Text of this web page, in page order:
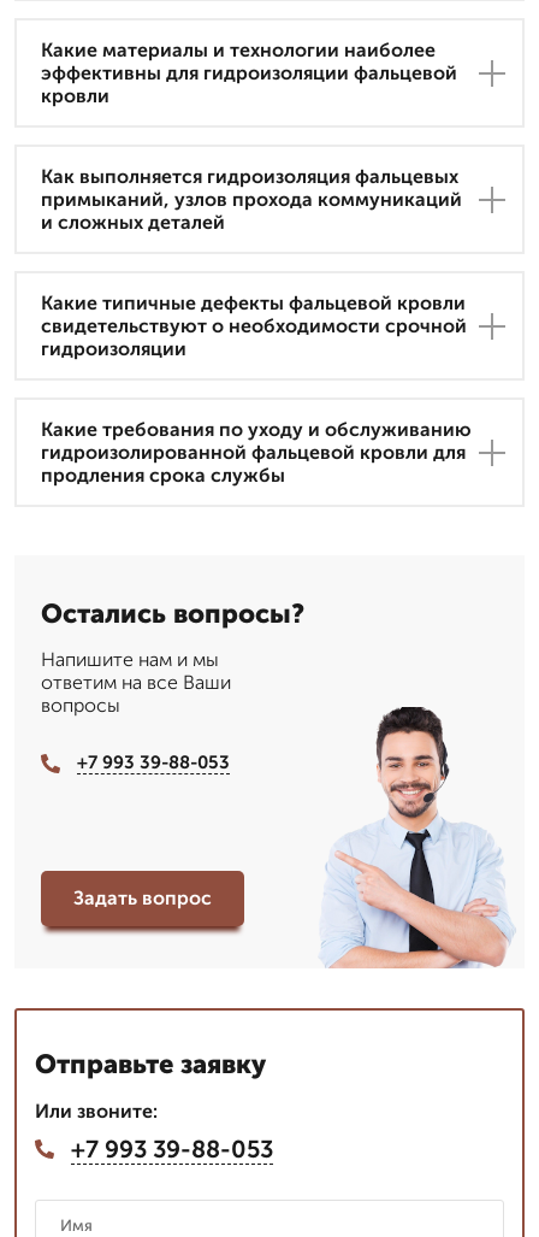
Какие материалы и технологии наиболее
эффективны для гидроизоляции фальцевой
кровли
Как выполняется гидроизоляция фальцевых
примыканий, узлов прохода коммуникаций
и сложных деталей
Какие типичные дефекты фальцевой кровли
свидетельствуют о необходимости срочной
гидроизоляции
Какие требования по уходу и обслуживанию
гидроизолированной фальцевой кровли для
продления срока службы
Остались вопросы?
Напишите нам и мы
ответим на все Ваши
вопросы
+7 993 39-88-053
Задать вопрос
Отправьте заявку
Или звоните:
+7 993 39-88-053